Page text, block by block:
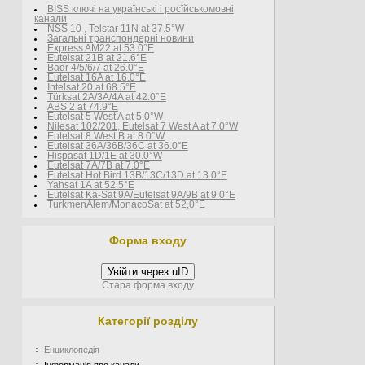
BISS ключі на українські і росїйськомовні
канали
NSS 10 , Telstar 11N at 37.5°W
Загальні транспондерні новини
Express AM22 at 53.0°E
Eutelsat 21B at 21.6°E
Badr 4/5/6/7 at 26.0°E
Eutelsat 16A at 16.0°E
Intelsat 20 at 68.5°E
Türksat 2A/3A/4A at 42.0°E
ABS 2 at 74.9°E
Eutelsat 5 West A at 5.0°W
Nilesat 102/201, Eutelsat 7 West A at 7.0°W
Eutelsat 8 West В at 8.0°W
Eutelsat 36A/36B/36C at 36.0°E
Hispasat 1D/1E at 30.0°W
Eutelsat 7A/7B at 7.0°E
Eutelsat Hot Bird 13B/13C/13D at 13.0°E
Yahsat 1A at 52.5°E
Eutelsat Ka-Sat 9A/Eutelsat 9A/9B at 9.0°E
TurkmenÄlem/MonacoSat at 52,0°E
Форма входу
Увійти через uID
Стара форма входу
Категорії розділу
Енциклопедія